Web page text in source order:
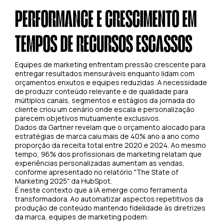
PERFORMANCE E CRESCIMENTO EM
TEMPOS DE RECURSOS ESCASSOS
Equipes de marketing enfrentam pressão crescente para
entregar resultados mensuráveis enquanto lidam com
orçamentos enxutos e equipes reduzidas. A necessidade
de produzir conteúdo relevante e de qualidade para
múltiplos canais, segmentos e estágios da jornada do
cliente criou um cenário onde escala e personalização
parecem objetivos mutuamente exclusivos.
Dados da Gartner revelam que o orçamento alocado para
estratégias de marca caiu mais de 40% ano a ano como
proporção da receita total entre 2020 e 2024. Ao mesmo
tempo, 96% dos profissionais de marketing relatam que
experiências personalizadas aumentam as vendas,
conforme apresentado no relatório "The State of
Marketing 2025" da HubSpot.
É neste contexto que a IA emerge como ferramenta
transformadora. Ao automatizar aspectos repetitivos da
produção de conteúdo mantendo fidelidade às diretrizes
da marca, equipes de marketing podem: